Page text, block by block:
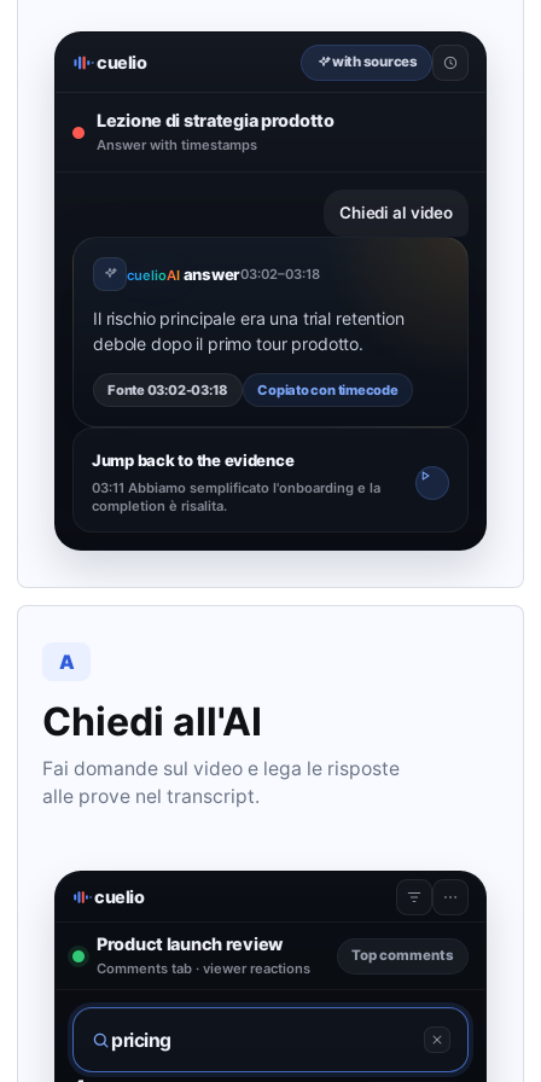
cuelio with sources
Lezione di strategia prodotto
Answer with timestamps
Chiedi al video
cuelioAI answer03:02–03:18
Il rischio principale era una trial retention
debole dopo il primo tour prodotto.
Fonte 03:02-03:18 Copiato con timecode
Jump back to the evidence
03:11 Abbiamo semplificato l'onboarding e la
completion è risalita.
A
Chiedi all'AI
Fai domande sul video e lega le risposte
alle prove nel transcript.
cuelio
Product launch review
Comments tab · viewer reactions
Top comments
pricing